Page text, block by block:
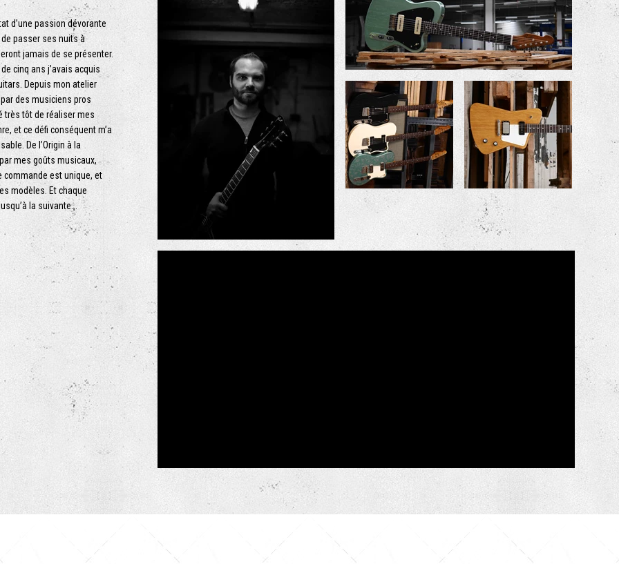
d’une passion dévorante
de passer ses nuits à
jamais de se présenter.
cinq ans j’avais acquis
Depuis mon atelier
des musiciens pros
très tôt de réaliser mes
et ce défi conséquent m’a
De l’Origin à la
mes goûts musicaux,
commande est unique, et
modèles. Et chaque
la suivante...